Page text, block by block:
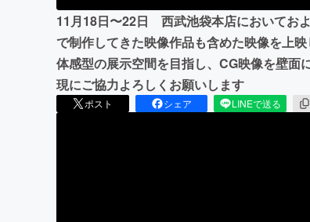
11月18日〜22日 西武池袋本店においてお
で制作してきた映像作品も含めた映像を上
体感型の展示空間を目指し、CG映像を壁面
現にご協力よろしくお願いします
ポスト シェア LINEで送る